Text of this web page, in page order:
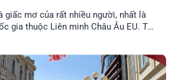
giấc mơ của rất nhiều người, nhất là
gia thuộc Liên minh Châu Âu EU. Tuy
dễ dàng nhất hiện nay? Hãy cùng